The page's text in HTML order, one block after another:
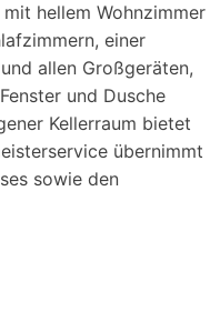
hellem Wohnzimmer
einer
allen Großgeräten,
und Dusche
Kellerraum bietet
übernimmt
sowie den